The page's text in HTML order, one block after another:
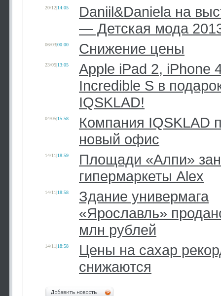
20/12|14:05
Daniil&Daniela на
— Детская мода
06/03|00:00 Снижение цены
23/05|13:05
Apple iPad 2, iPhone
Incredible S в
IQSKLAD!
04/05|15:58
Компания IQSKLAD
новый офис
14/11|18:59
Площади «Алпи»
гипермаркеты Alex
14/11|18:58
Здание универмага
«Ярославль»
млн рублей
14/11|18:58
Цены на сахар
снижаются